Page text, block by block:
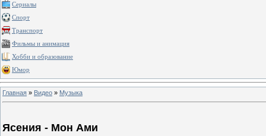
Сериалы
Спорт
Транспорт
Фильмы и анимация
Хобби и образование
Юмор
Главная » Видео » Музыка
Ясения - Мон Ами